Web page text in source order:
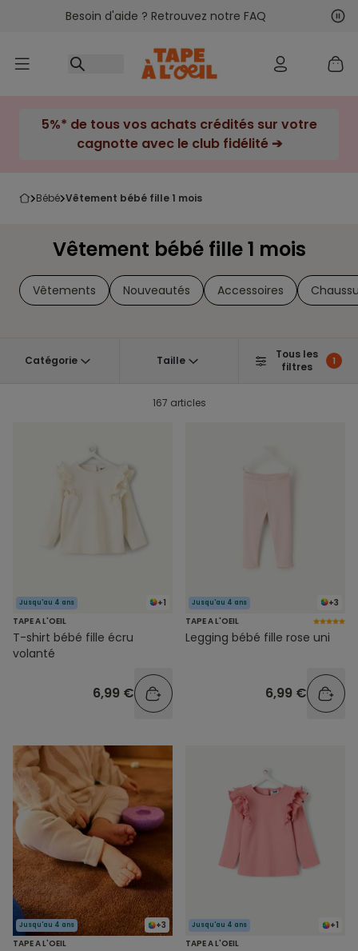
Accéder au contenu
Besoin d'aide ? Retrouvez notre FAQ
5%* de tous vos achats crédités sur votre
cagnotte avec le club fidélité ➔
bébé vêtement bébé fille 1 mois
Vêtement bébé fille 1 mois
Vêtements Nouveautés Accessoires
Catégorie Taille
Tous les
filtres
1
167 articles
+1
Jusqu'au 4 ans
TAPE A L'OEIL
T-shirt bébé fille écru
volanté
6,99 €
+3
Jusqu'au 4 ans
TAPE A L'OEIL
Legging bébé fille rose uni
6,99 €
+3
Jusqu'au 4 ans
TAPE A L'OEIL
+1
Jusqu'au 4 ans
TAPE A L'OEIL